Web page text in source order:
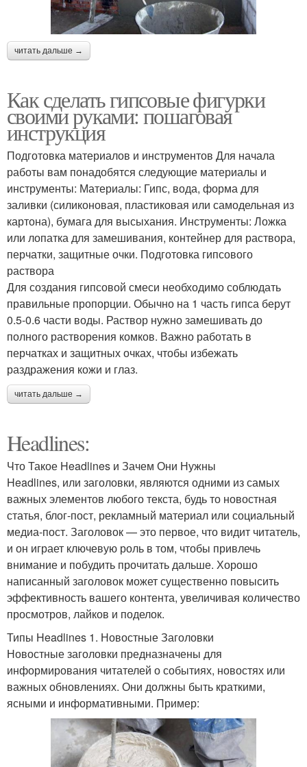
читать дальше →
Как сделать гипсовые фигурки
своими руками: пошаговая
инструкция
Подготовка материалов и инструментов Для начала
работы вам понадобятся следующие материалы и
инструменты: Материалы: Гипс, вода, форма для
заливки (силиконовая, пластиковая или самодельная из
картона), бумага для высыхания. Инструменты: Ложка
или лопатка для замешивания, контейнер для раствора,
перчатки, защитные очки. Подготовка гипсового
раствора
Для создания гипсовой смеси необходимо соблюдать
правильные пропорции. Обычно на 1 часть гипса берут
0.5-0.6 части воды. Раствор нужно замешивать до
полного растворения комков. Важно работать в
перчатках и защитных очках, чтобы избежать
раздражения кожи и глаз.
читать дальше →
Headlines:
Что Такое Headlines и Зачем Они Нужны
Headlines, или заголовки, являются одними из самых
важных элементов любого текста, будь то новостная
статья, блог-пост, рекламный материал или социальный
медиа-пост. Заголовок — это первое, что видит читатель,
и он играет ключевую роль в том, чтобы привлечь
внимание и побудить прочитать дальше. Хорошо
написанный заголовок может существенно повысить
эффективность вашего контента, увеличивая количество
просмотров, лайков и поделок.
Типы Headlines 1. Новостные Заголовки
Новостные заголовки предназначены для
информирования читателей о событиях, новостях или
важных обновлениях. Они должны быть краткими,
ясными и информативными. Пример: